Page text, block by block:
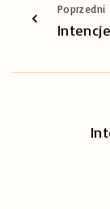
Poprzedni